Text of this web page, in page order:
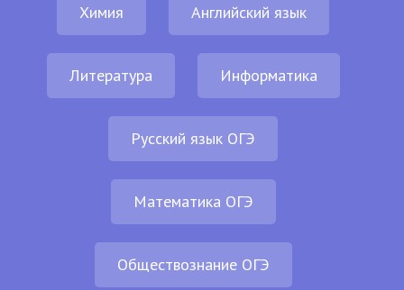
Химия Английский язык
Литература Информатика
Русский язык ОГЭ
Математика ОГЭ
Обществознание ОГЭ